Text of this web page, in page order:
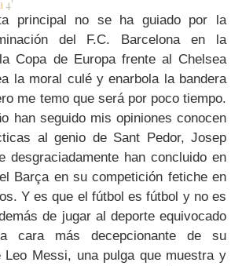
4'
principal no se ha guiado por la
del F.C. Barcelona en la
Copa de Europa frente al Chelsea
la moral culé y enarbola la bandera
me temo que será por poco tiempo.
han seguido mis opiniones conocen
al genio de Sant Pedor, Josep
desgraciadamente han concluido en
Barça en su competición fetiche en
Y es que el fútbol es fútbol y no es
de jugar al deporte equivocado
cara más decepcionante de su
Leo Messi, una pulga que muestra y